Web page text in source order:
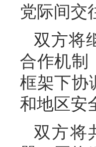
党际间交
双方将
合作机制
框架下协
和地区安
双方将